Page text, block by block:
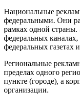
Национальные
федеральными. Они
рамках одной страны.
федеральных
федеральных газетах
Региональные
пределах одного
пункте (городе), а
организации.